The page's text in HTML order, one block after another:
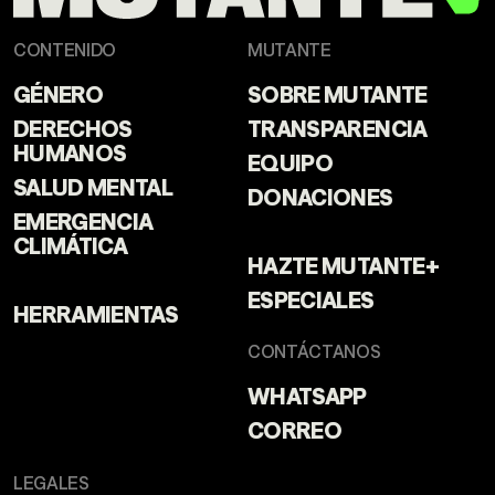
CONTENIDO
GÉNERO
DERECHOS
HUMANOS
SALUD MENTAL
EMERGENCIA
CLIMÁTICA
HERRAMIENTAS
MUTANTE
SOBRE MUTANTE
TRANSPARENCIA
EQUIPO
DONACIONES
HAZTE MUTANTE+
ESPECIALES
CONTÁCTANOS
WHATSAPP
CORREO
LEGALES